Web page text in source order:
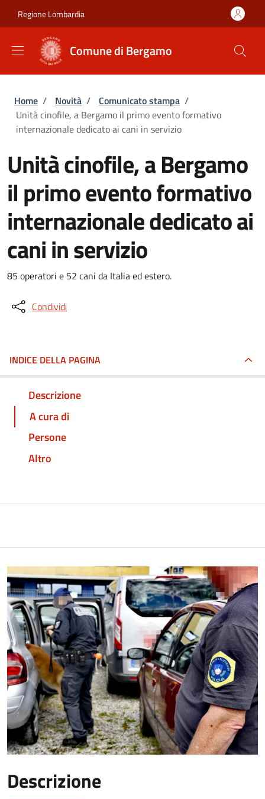
Regione Lombardia
Comune di Bergamo
Briciole di pane
Home / Novità / Comunicato stampa /
Unità cinofile, a Bergamo il primo evento formativo
internazionale dedicato ai cani in servizio
Unità cinofile, a Bergamo
il primo evento formativo
internazionale dedicato ai
cani in servizio
85 operatori e 52 cani da Italia ed estero.
Condividi
INDICE DELLA PAGINA
Descrizione
A cura di
Persone
Altro
Descrizione